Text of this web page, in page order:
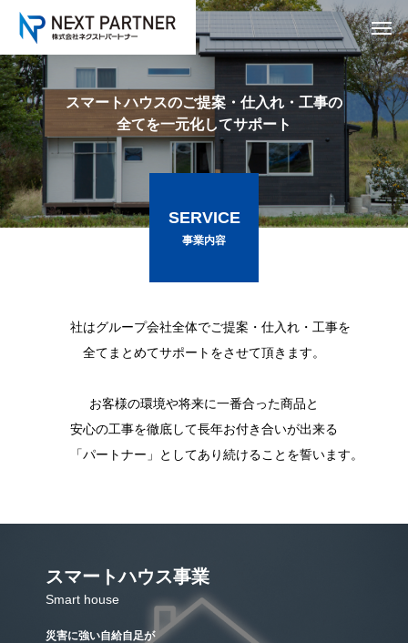
スマー トハウスのご提案 ・ 仕入れ ・ 工事の
全てを一元化してサポー ト
SERVICE
事業内容
当社はグループ会社全体でご提案・仕入れ・工事を全てまとめて
サポートをさせて頂きます。
お客様の環境や将来に一番合った商品と安心の工事を徹底して、
長年お付き合いが出来る「パートナー」としてあり続けることを
誓います。
スマートハウス事業
Smart house
災害に強い自給自足が